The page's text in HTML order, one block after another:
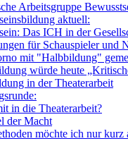
Arbeitsgruppe
aktuell:
Das ICH in der
für Schauspieler und
mit "Halbbildung"
würde heute
in der Theaterarbeit
in die Theaterarbeit?
der Macht
möchte ich nur kurz